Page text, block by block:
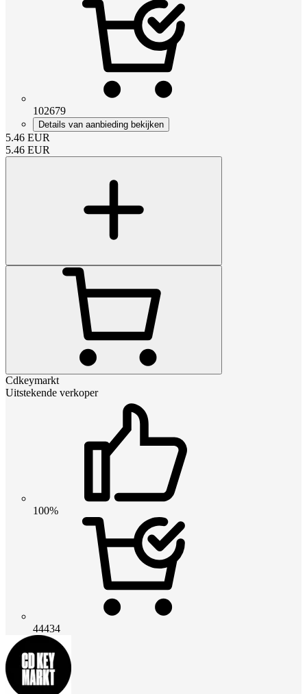
102679
Details van aanbieding bekijken
5.46 EUR
5.46 EUR
Cdkeymarkt
Uitstekende verkoper
100%
44434